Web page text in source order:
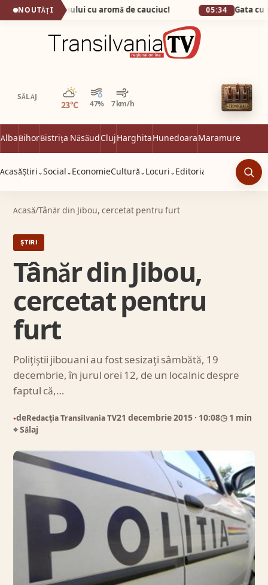
NOUTĂȚI
capitala fumului cu aromă de cauciuc! 05:34
SĂLAJ
23°C 47% 7 km/h
Parțial noros
AlbaBihorBistrița NăsăudClujHarghitaHunedoaraMaramureș
AcasăȘtiri ⌄Social ⌄ EconomieCultură ⌄ Locuri ⌄ Editorial
Acasă/Tânăr din Jibou, cercetat pentru furt
ȘTIRI
Tânăr din Jibou,
cercetat pentru
furt
Poliţiştii jibouani au fost sesizaţi sâmbătă, 19
decembrie, în jurul orei 12, de un localnic despre
faptul că,…
●deRedacția Transilvania TV21 decembrie 2015 · 10:08◷ 1 min
⌖ Sălaj